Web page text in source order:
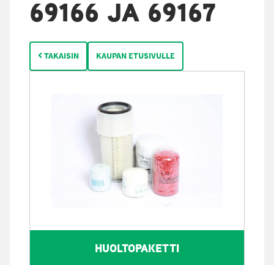
69166 JA 69167
TAKAISIN KAUPAN ETUSIVULLE
HUOLTOPAKETTI